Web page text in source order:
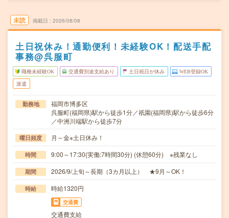
未読 掲載日 2026/08/08
土日祝休み！通勤便利！未経験OK！配送手配
事務@呉服町
職種未経験OK 交通費別途支給あり 土日祝日が休み WEB登録OK
派遣
勤務地
福岡市博多区
呉服町(福岡県)駅から徒歩1分／祇園(福岡県)駅から徒歩6分
／中洲川端駅から徒歩7分
曜日頻度 月～金※土日休み！
時間 9:00～17:30(実働:7時間30分) (休憩60分) ※残業なし
期間 2026/9/上旬～長期（3カ月以上） ★9月～OK！
時給 時給1320円
交通費
交通費支給